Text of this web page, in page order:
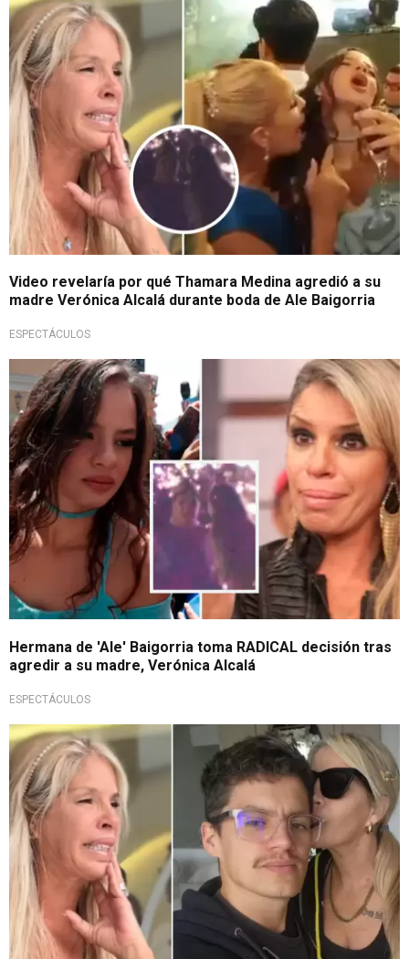
¡Qué fuerte!
Video revelaría por qué Thamara Medina agredió a su
madre Verónica Alcalá durante boda de Ale Baigorria
ESPECTÁCULOS
Evita cuestionamientos
Hermana de 'Ale' Baigorria toma RADICAL decisión tras
agredir a su madre, Verónica Alcalá
ESPECTÁCULOS
¡La quiere!